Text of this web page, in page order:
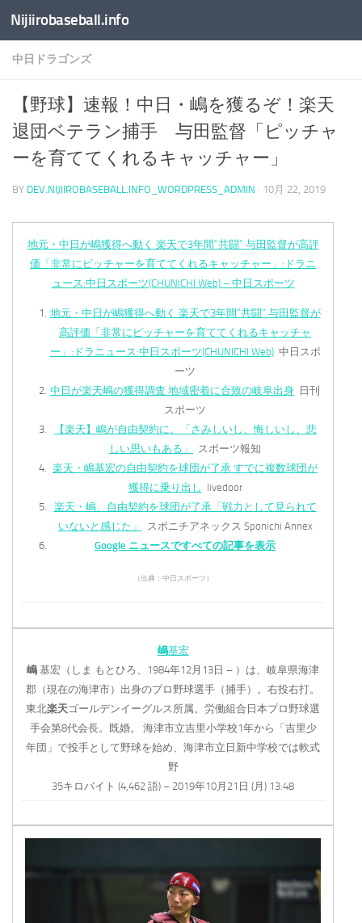
コンテンツへスキップ
Nijiirobaseball.info
中日ドラゴンズ
【野球】速報！中日・嶋を獲るぞ！楽天
退団ベテラン捕手 与田監督「ピッチャ
ーを育ててくれるキャッチャー」
BY DEV.NIJIIROBASEBALL.INFO_WORDPRESS_ADMIN · 10月 22, 2019
地元・中日が嶋獲得へ動く 楽天で3年間“共闘“ 与田監督が高評
価「非常にピッチャーを育ててくれるキャッチャー」:ドラニ
ュース:中日スポーツ(CHUNICHI Web) – 中日スポーツ
地元・中日が嶋獲得へ動く 楽天で3年間“共闘“ 与田監督が
高評価「非常にピッチャーを育ててくれるキャッチャ
ー」:ドラニュース:中日スポーツ(CHUNICHI Web) 中日スポ
ーツ
中日が楽天嶋の獲得調査 地域密着に合致の岐阜出身 日刊
スポーツ
【楽天】嶋が自由契約に。「さみしいし、悔しいし、悲
しい思いもある」
スポーツ報知
楽天・嶋基宏の自由契約を球団が了承 すでに複数球団が
獲得に乗り出し livedoor
楽天・嶋、自由契約を球団が了承「戦力として見られて
いないと感じた」
スポニチアネックス Sponichi Annex
Google ニュースですべての記事を表示
（出典：中日スポーツ）
嶋基宏
嶋 基宏（しま もとひろ、1984年12月13日 – ）は、岐阜県海津
郡（現在の海津市）出身のプロ野球選手（捕手）。右投右打。
東北楽天ゴールデンイーグルス所属。労働組合日本プロ野球選
手会第8代会長。既婚。 海津市立吉里小学校1年から「吉里少
年団」で投手として野球を始め、海津市立日新中学校では軟式
野
35キロバイト (4,462 語) – 2019年10月21日 (月) 13:48